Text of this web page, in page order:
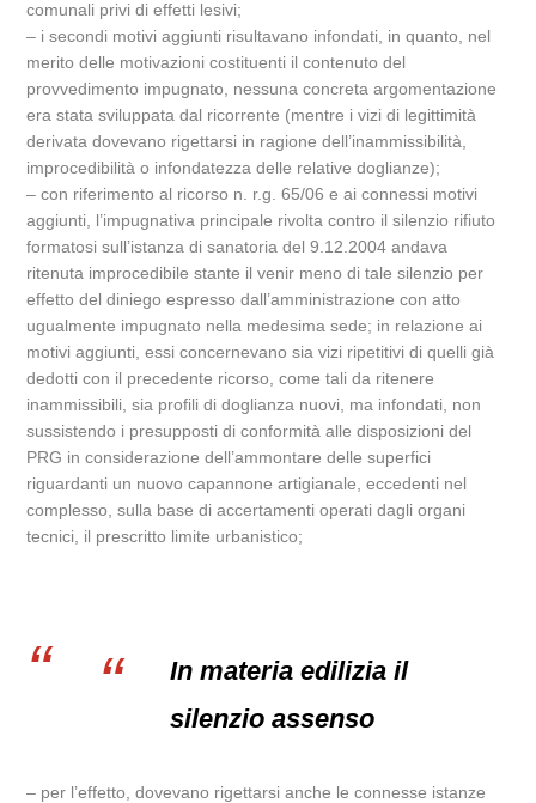
comunali privi di effetti lesivi;
– i secondi motivi aggiunti risultavano infondati, in quanto, nel
merito delle motivazioni costituenti il contenuto del
provvedimento impugnato, nessuna concreta argomentazione
era stata sviluppata dal ricorrente (mentre i vizi di legittimità
derivata dovevano rigettarsi in ragione dell’inammissibilità,
improcedibilità o infondatezza delle relative doglianze);
– con riferimento al ricorso n. r.g. 65/06 e ai connessi motivi
aggiunti, l’impugnativa principale rivolta contro il silenzio rifiuto
formatosi sull’istanza di sanatoria del 9.12.2004 andava
ritenuta improcedibile stante il venir meno di tale silenzio per
effetto del diniego espresso dall’amministrazione con atto
ugualmente impugnato nella medesima sede; in relazione ai
motivi aggiunti, essi concernevano sia vizi ripetitivi di quelli già
dedotti con il precedente ricorso, come tali da ritenere
inammissibili, sia profili di doglianza nuovi, ma infondati, non
sussistendo i presupposti di conformità alle disposizioni del
PRG in considerazione dell’ammontare delle superfici
riguardanti un nuovo capannone artigianale, eccedenti nel
complesso, sulla base di accertamenti operati dagli organi
tecnici, il prescritto limite urbanistico;
In materia edilizia il
silenzio assenso
– per l’effetto, dovevano rigettarsi anche le connesse istanze